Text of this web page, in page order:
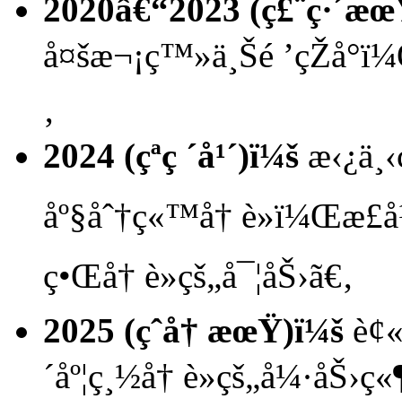
2020â€“2023
å¤šæ¬¡ç™»ä¸Šé
‚
2024 (çªç ´å¹´)ï¼š
åº§åˆ†ç«™å†
ç•Œå† è»çš„å¯¦åŠ›ã€‚
2025 (çˆ­å† æœŸ)ï¼š
´åº¦ç¸½å†